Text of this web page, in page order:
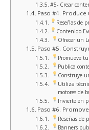
#5- Crear
Paso #4.
Reseñas de
Contenido
Ofrecer un
Paso #5.
Promueve
Publica
Construye
Utiliza
motores de
Invierte en
Paso #6.
Reseñas de
Banners